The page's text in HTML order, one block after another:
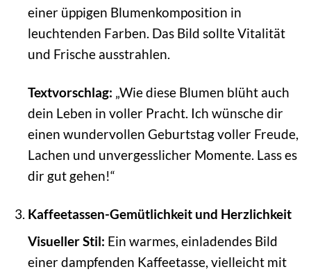
einer üppigen Blumenkomposition in
leuchtenden Farben. Das Bild sollte Vitalität
und Frische ausstrahlen.
Textvorschlag: „Wie diese Blumen blüht auch
dein Leben in voller Pracht. Ich wünsche dir
einen wundervollen Geburtstag voller Freude,
Lachen und unvergesslicher Momente. Lass es
dir gut gehen!“
Kaffeetassen-Gemütlichkeit und Herzlichkeit
Visueller Stil: Ein warmes, einladendes Bild
einer dampfenden Kaffeetasse, vielleicht mit